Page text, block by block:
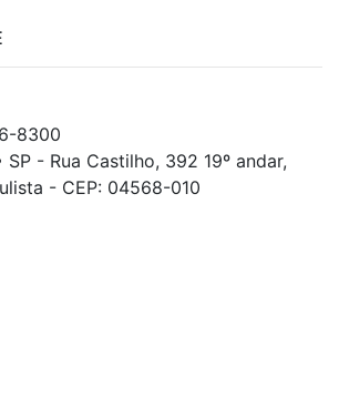
8300
SP - Rua Castilho, 392 19º andar,
- CEP: 04568-010